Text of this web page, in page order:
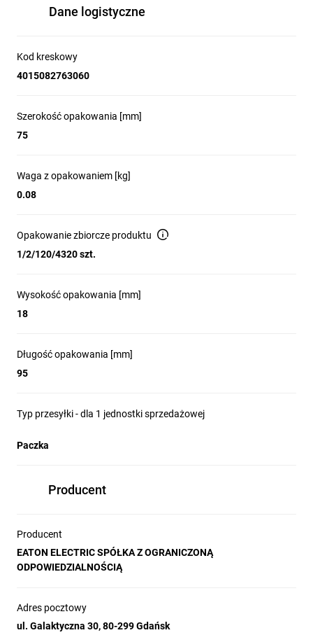
Dane logistyczne
Kod kreskowy
4015082763060
Szerokość opakowania [mm]
75
Waga z opakowaniem [kg]
0.08
Opakowanie zbiorcze produktu
1/2/120/4320 szt.
Wysokość opakowania [mm]
18
Długość opakowania [mm]
95
Typ przesyłki - dla 1 jednostki sprzedażowej
Paczka
Producent
Producent
EATON ELECTRIC SPÓŁKA Z OGRANICZONĄ
ODPOWIEDZIALNOŚCIĄ
Adres pocztowy
ul. Galaktyczna 30, 80-299 Gdańsk